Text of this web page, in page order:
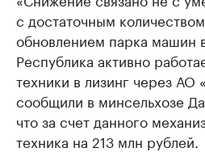
с достаточным
обновлением парка машин
Республика активно
техники в лизинг через АО
сообщили в минсельхозе
что за счет данного
техника на 213 млн рублей.